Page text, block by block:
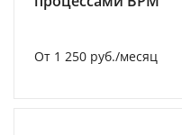
От 1 250 руб./месяц